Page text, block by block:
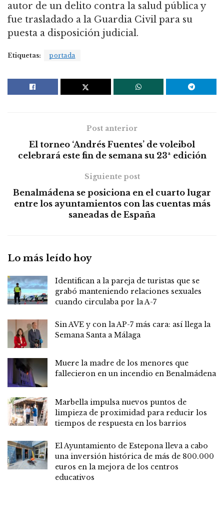
autor de un delito contra la salud pública y
fue trasladado a la Guardia Civil para su
puesta a disposición judicial.
Etiquetas: portada
Post anterior
El torneo ‘Andrés Fuentes’ de voleibol
celebrará este fin de semana su 23ª edición
Siguiente post
Benalmádena se posiciona en el cuarto lugar
entre los ayuntamientos con las cuentas más
saneadas de España
Lo más leído hoy
Identifican a la pareja de turistas que se
grabó manteniendo relaciones sexuales
cuando circulaba por la A-7
Sin AVE y con la AP-7 más cara: así llega la
Semana Santa a Málaga
Muere la madre de los menores que
fallecieron en un incendio en Benalmádena
Marbella impulsa nuevos puntos de
limpieza de proximidad para reducir los
tiempos de respuesta en los barrios
El Ayuntamiento de Estepona lleva a cabo
una inversión histórica de más de 800.000
euros en la mejora de los centros
educativos